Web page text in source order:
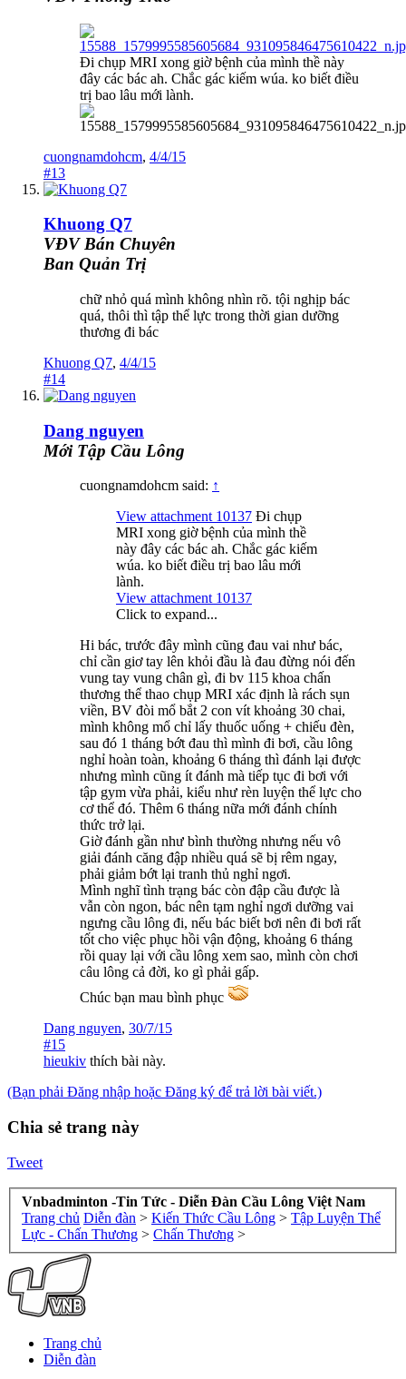
Đi chụp MRI xong giờ bệnh của mình thề này
đây các bác ah. Chắc gác kiếm wúa. ko biết điều
trị bao lâu mới lành.
cuongnamdohcm, 4/4/15
#13
Khuong Q7
VĐV Bán Chuyên
Ban Quản Trị
chữ nhỏ quá mình không nhìn rõ. tội nghịp bác
quá, thôi thì tập thể lực trong thời gian dưỡng
thương đi bác
Khuong Q7, 4/4/15
#14
Dang nguyen
Mới Tập Cầu Lông
cuongnamdohcm said: ↑
View attachment 10137 Đi chụp
MRI xong giờ bệnh của mình thề
này đây các bác ah. Chắc gác kiếm
wúa. ko biết điều trị bao lâu mới
lành.
View attachment 10137
Click to expand...
Hi bác, trước đây mình cũng đau vai như bác,
chỉ cần giơ tay lên khỏi đầu là đau đừng nói đến
vung tay vung chân gì, đi bv 115 khoa chấn
thương thể thao chụp MRI xác định là rách sụn
viền, BV đòi mổ bắt 2 con vít khoảng 30 chai,
mình không mổ chỉ lấy thuốc uống + chiếu đèn,
sau đó 1 tháng bớt đau thì mình đi bơi, cầu lông
nghỉ hoàn toàn, khoảng 6 tháng thì đánh lại được
nhưng mình cũng ít đánh mà tiếp tục đi bơi với
tập gym vừa phải, kiểu như rèn luyện thể lực cho
cơ thể đó. Thêm 6 tháng nữa mới đánh chính
thức trở lại.
Giờ đánh gần như bình thường nhưng nếu vô
giải đánh căng đập nhiều quá sẽ bị rêm ngay,
phải giảm bớt lại tranh thủ nghỉ ngơi.
Mình nghĩ tình trạng bác còn đập cầu được là
vẫn còn ngon, bác nên tạm nghỉ ngơi dưỡng vai
ngưng cầu lông đi, nếu bác biết bơi nên đi bơi rất
tốt cho việc phục hồi vận động, khoảng 6 tháng
rồi quay lại với cầu lông xem sao, mình còn chơi
câu lông cả đời, ko gì phải gấp.
Chúc bạn mau bình phục
Dang nguyen, 30/7/15
#15
hieukiv thích bài này.
(Bạn phải Đăng nhập hoặc Đăng ký để trả lời bài viết.)
Chia sẻ trang này
Tweet
Vnbadminton -Tin Tức - Diễn Đàn Cầu Lông Việt Nam
Trang chủ Diễn đàn > Kiến Thức Cầu Lông > Tập Luyện Thể
Lực - Chấn Thương > Chấn Thương >
Trang chủ
Diễn đàn